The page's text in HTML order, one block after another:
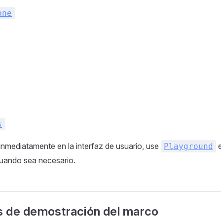
en la interfaz de usuario, use Playground
sea necesario.
de demostración del marco